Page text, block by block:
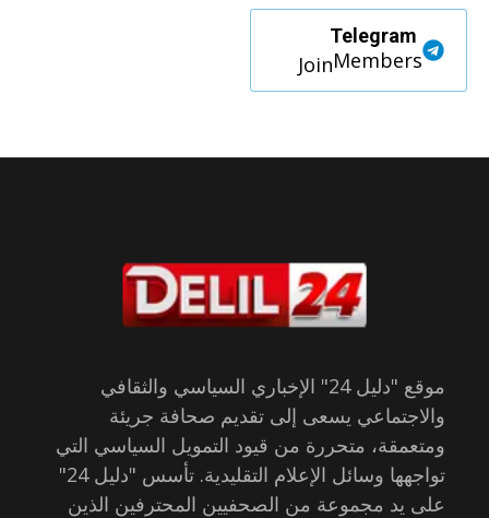
Telegram
Members
Join
موقع "دليل 24" الإخباري السياسي والثقافي
والاجتماعي يسعى إلى تقديم صحافة جريئة
ومتعمقة، متحررة من قيود التمويل السياسي التي
تواجهها وسائل الإعلام التقليدية. تأسس "دليل 24"
على يد مجموعة من الصحفيين المحترفين الذين